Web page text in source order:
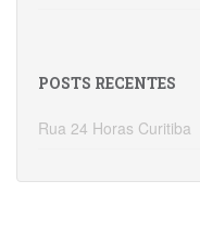
POSTS RECENTES
Rua 24 Horas Curitiba